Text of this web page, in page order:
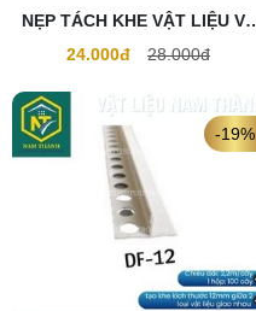
NẸP TÁCH KHE VẬT LIỆU VL
01
24.000đ 28.000đ
-19%